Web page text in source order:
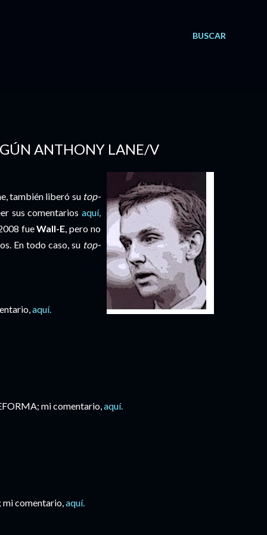
BUSCAR
ANTHONY LANE/V
también liberó su top-
sus comentariosaquí,
fueWall-E, pero no
En todo caso, su top-
aquí.
mi comentario,aquí.
mi comentario,aquí.